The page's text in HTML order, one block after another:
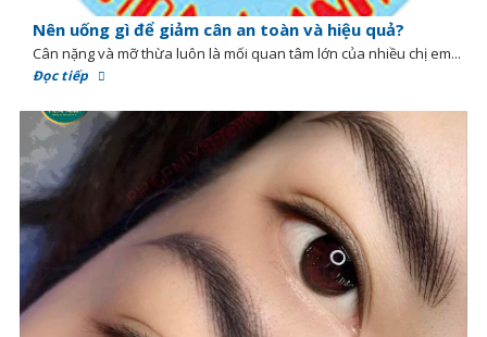
Nên uống gì để giảm cân an toàn và hiệu quả?
Cân nặng và mỡ thừa luôn là mối quan tâm lớn của nhiều chị em...
Đọc tiếp